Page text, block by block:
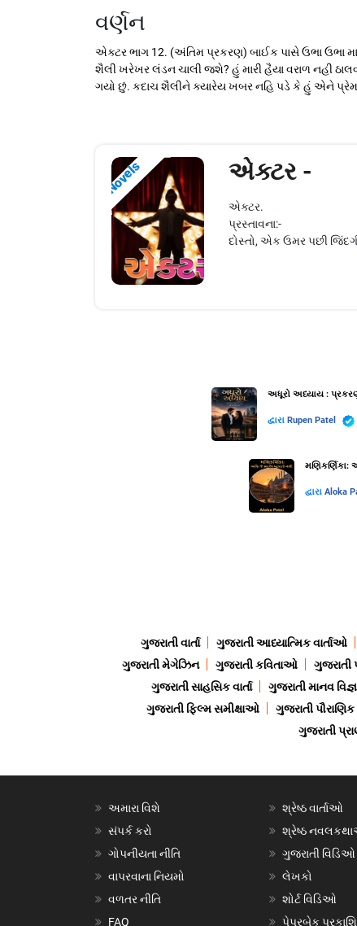
વર્ણન
એક્ટર ભાગ 12. (અંતિમ પ્રકરણ) બાઈક પાસે ઉભા ઉભા
શૈલી ખરેખર લંડન ચાલી જશે? હું મારી હૈયા વરાળ નહી
ગયો છું. કદાચ શૈલીને ક્યારેય ખબર નહિ પડે કે હું એને પ્રેમ
Novels એક્ટર -
એક્ટર.
પ્રસ્તાવના:-
દોસ્તો, એક ઉમર પછી
અધૂરો અધ્યાય :
દ્વારા Rupen Patel
મણિકર્ણિકા:
દ્વારા Aloka
ગુજરાતી વાર્તા ગુજરાતી આધ્યાત્મિક વાર્તાઓ
ગુજરાતી મેગેઝિન
ગુજરાતી કવિતાઓ ગુજરાતી
ગુજરાતી સાહસિક વાર્તા
ગુજરાતી માનવ
ગુજરાતી ફિલ્મ સમીક્ષાઓ
ગુજરાતી
ગુજરાતી
અમારા વિશે
સંપર્ક કરો
ગોપનીયતા નીતિ
વાપરવાના નિયમો
વળતર નીતિ
FAQ
શ્રેષ્ઠ વાર્તાઓ
શ્રેષ્ઠ
ગુજરાતી વિડિઓ
લેખકો
શોર્ટ વિડિઓ
પેપરબેક